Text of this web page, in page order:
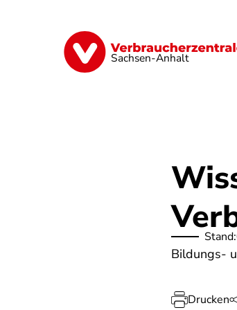
Sachsen-Anhalt
Finanzen Digitales
Stand:
Bildungs-
Drucken